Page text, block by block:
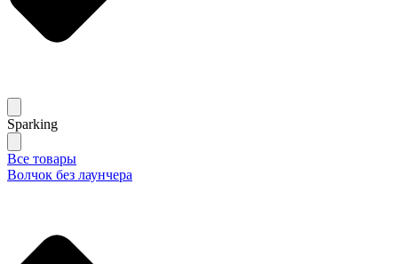
Sparking
Все товары
Волчок без лаунчера